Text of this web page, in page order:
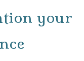
your